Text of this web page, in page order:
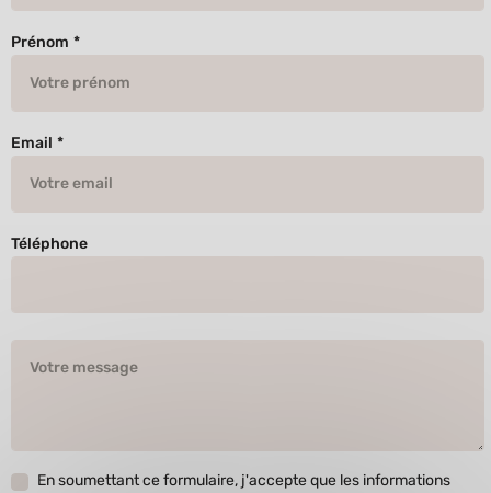
Prénom *
Email *
Téléphone
En soumettant ce formulaire, j'accepte que les informations